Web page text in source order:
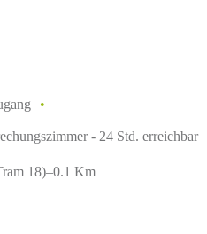
- 24 Std. erreichbar
18)–0.1 Km